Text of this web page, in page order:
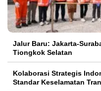
Jalur Baru: Jakarta-
Tiongkok Selatan
Kolaborasi Strategis
Standar Keselamatan